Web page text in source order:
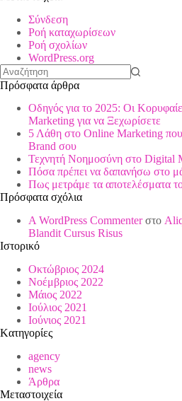
Σύνδεση
Ροή καταχωρίσεων
Ροή σχολίων
WordPress.org
No
Πρόσφατα άρθρα
Οδηγός για το 2025: Οι
Marketing για να Ξεχωρίσετε
5 Λάθη στο Online Marketing
Brand σου
Τεχνητή Νοημοσύνη στο Digital
Πόσα πρέπει να δαπανήσω στο
Πως μετράμε τα αποτελέσματα
Πρόσφατα σχόλια
A WordPress Commenterστο
Blandit Cursus Risus
Ιστορικό
Οκτώβριος 2024
Νοέμβριος 2022
Μάιος 2022
Ιούλιος 2021
Ιούνιος 2021
Kατηγορίες
agency
news
Άρθρα
Μεταστοιχεία